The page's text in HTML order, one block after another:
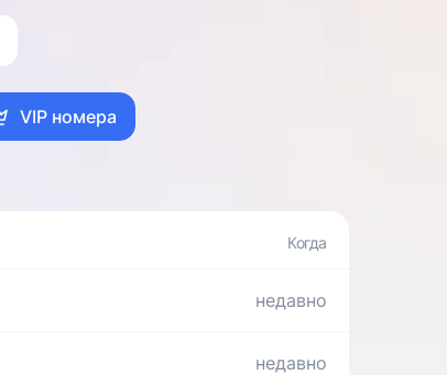
VIP номера
недавно
недавно